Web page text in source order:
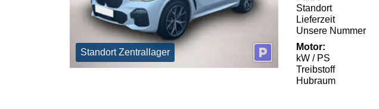
Standort Zentrallager
Standort
Lieferzeit
Unsere Nummer
Motor:
kW / PS
Treibstoff
Hubraum